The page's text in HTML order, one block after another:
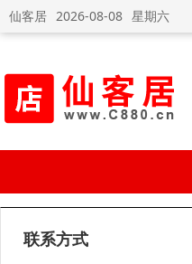
仙客居 2026-08-08 星期六
联系方式